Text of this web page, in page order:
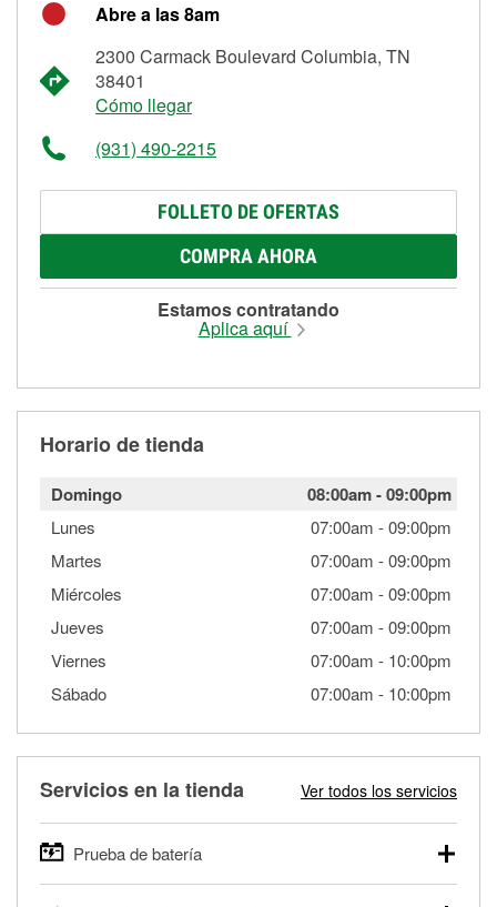
Abre a las 8am
2300 Carmack Boulevard Columbia, TN
38401
Cómo llegar
(931) 490-2215
FOLLETO DE OFERTAS
COMPRA AHORA
Estamos contratando
Aplica aquí
Horario de tienda
Domingo 08:00am-09:00pm
Lunes 07:00am -09:00pm
Martes
07:00am -09:00pm
Miércoles
07:00am -09:00pm
Jueves
07:00am -09:00pm
Viernes
07:00am - 10:00pm
Sábado
07:00am - 10:00pm
Servicios en la tienda Ver todos los servicios
Prueba de batería